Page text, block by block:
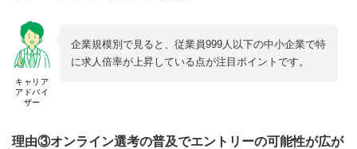
キャリア
アドバイ
ザー
企業規模別で見ると、従業員999人以下の中小企業で特
に求人倍率が上昇している点が注目ポイントです。
理由③オンライン選考の普及でエントリーの可能性が広が